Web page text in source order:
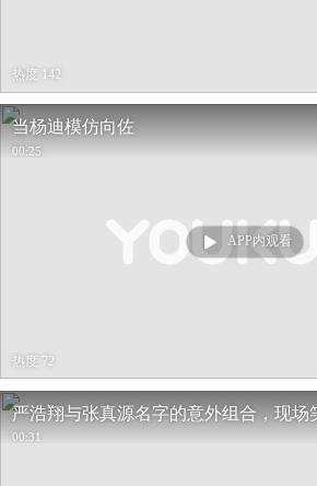
热度 142
当杨迪模仿向佐
00:25
APP内观看
热度 72
严浩翔与张真源名字的意外组合，现场
00:31